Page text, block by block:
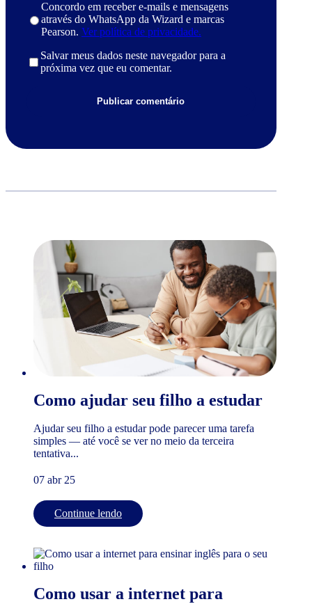
Concordo em receber e-mails e mensagens
através do WhatsApp da Wizard e marcas
Pearson. Ver política de privacidade.
Salvar meus dados neste navegador para a
próxima vez que eu comentar.
Como ajudar seu filho a estudar
Ajudar seu filho a estudar pode parecer uma tarefa
simples — até você se ver no meio da terceira
tentativa...
07 abr 25
Continue lendo
Como usar a internet para